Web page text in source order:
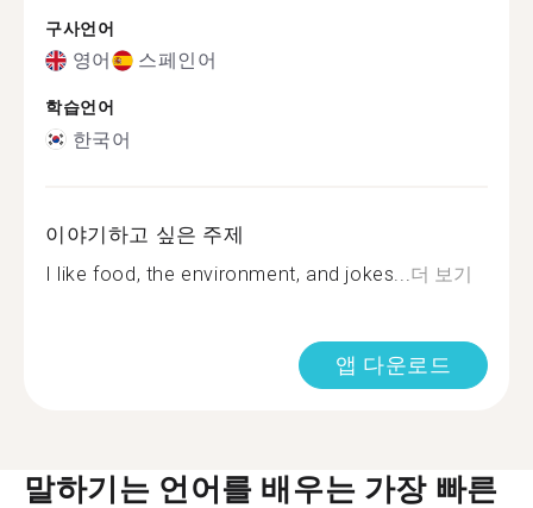
구사언어
영어 스페인어
학습언어
한국어
이야기하고 싶은 주제
I like food, the environment, and jokes... 더 보기
앱 다운로드
말하기는 언어를 배우는 가장 빠른